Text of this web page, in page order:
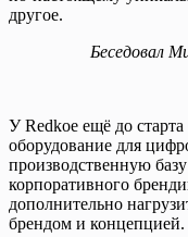
другое.
Беседовал
У Redkoe ещё до
оборудование для
производственную
корпоративного
дополнительно
брендом и концепцией.